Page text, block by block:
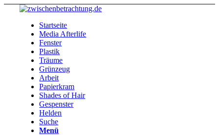
Startseite
Media Afterlife
Fenster
Plastik
Träume
Grünzeug
Arbeit
Papierkram
Shades of Hair
Gespenster
Helden
Suche
Menü